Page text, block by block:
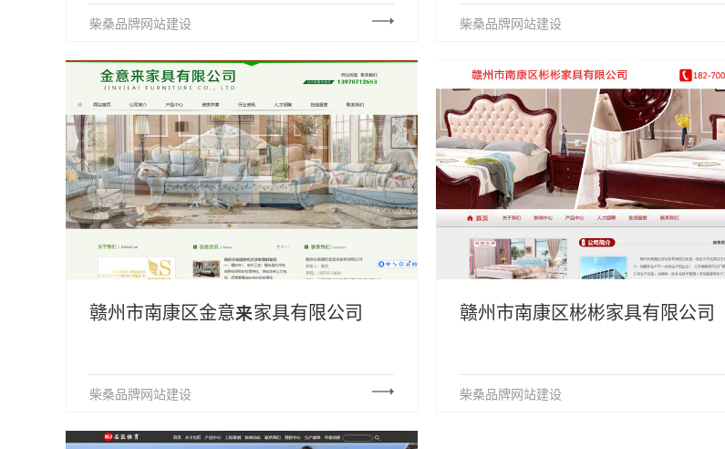
柴桑品牌网站建设 柴桑品牌网站建设
赣州市南康区金意来家具有限公司
柴桑品牌网站建设
赣州市南康区彬彬家具有限公司
柴桑品牌网站建设